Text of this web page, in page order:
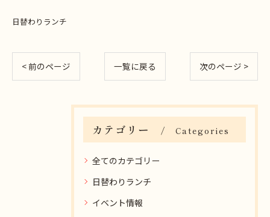
日替わりランチ
< 前のページ 一覧に戻る 次のページ >
カテゴリー Categories
全てのカテゴリー
日替わりランチ
イベント情報